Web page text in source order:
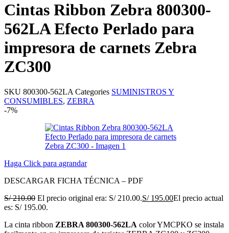
Cintas Ribbon Zebra 800300-
562LA Efecto Perlado para
impresora de carnets Zebra
ZC300
SKU 800300-562LA Categories SUMINISTROS Y
CONSUMIBLES, ZEBRA
-7%
Haga Click para agrandar
DESCARGAR FICHA TÉCNICA – PDF
S/210.00 El precio original era: S/ 210.00.S/195.00El precio actual
es: S/ 195.00.
La cinta ribbon ZEBRA 800300-562LA color YMCPKO se instala